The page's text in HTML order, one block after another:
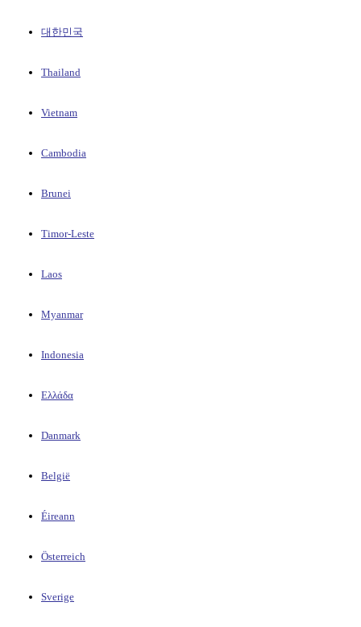
대한민국
Thailand
Vietnam
Cambodia
Brunei
Timor-Leste
Laos
Myanmar
Indonesia
Ελλάδα
Danmark
België
Éireann
Österreich
Sverige